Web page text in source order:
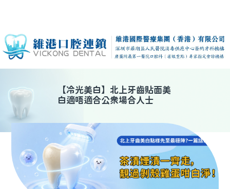
【冷光美白】 北上牙齒貼面美
白適唔適合公衆場合人士